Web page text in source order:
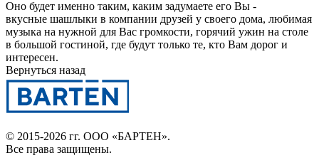
Оно будет именно таким, каким задумаете его Вы -
вкусные шашлыки в компании друзей у своего дома, любимая
музыка на нужной для Вас громкости, горячий ужин на столе
в большой гостиной, где будут только те, кто Вам дорог и
интересен.
Вернуться назад
© 2015-2026 гг. ООО «БАРТЕН».
Все права защищены.